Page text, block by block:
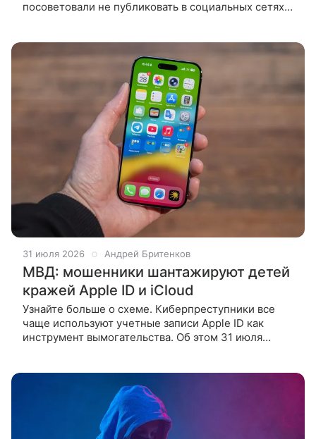
посоветовали не публиковать в социальных сетях
31 июля 2026 Андрей Бритенков
МВД: мошенники шантажируют детей
кражей Apple ID и iCloud
Узнайте больше о схеме. Киберпреступники все
чаще используют учетные записи Apple ID как
инструмент вымогательства. Об этом 31 июля